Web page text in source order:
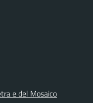
e del Mosaico